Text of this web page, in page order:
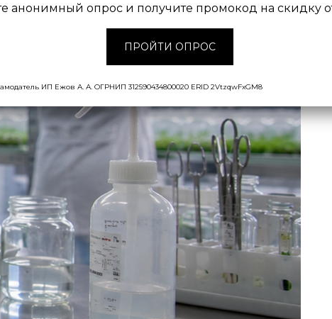
анонимный опрос и получите промокод на скидку
ПРОЙТИ ОПРОС
ИП Ежов А. А. ОГРНИП 312590434800020 ERID 2VtzqwFxGM8